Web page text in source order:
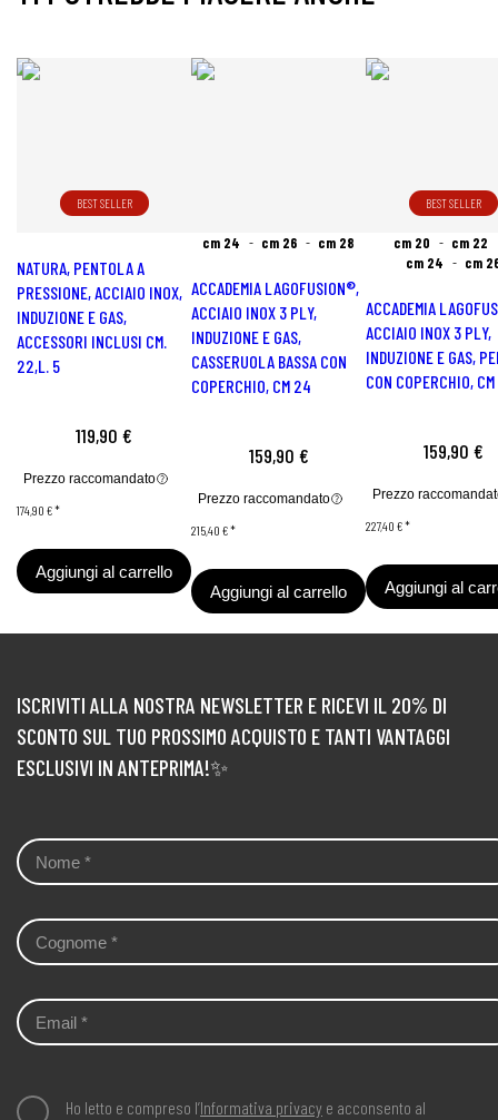
BEST SELLER
NATURA, PENTOLA A
PRESSIONE, ACCIAIO INOX,
INDUZIONE E GAS,
ACCESSORI INCLUSI CM.
22,L. 5
119,90 €
Prezzo raccomandato
174,90 €*
Aggiungi al carrello
cm 24 cm 26 cm 28
ACCADEMIA LAGOFUSION®,
ACCIAIO INOX 3 PLY,
INDUZIONE E GAS,
CASSERUOLA BASSA CON
COPERCHIO, CM 24
159,90 €
Prezzo raccomandato
215,40 €*
Aggiungi al carrello
BEST SELLER
cm 20
cm 22
cm 24
cm
ACCADEMIA
ACCIAIO INOX 3 PLY,
INDUZIONE E GAS,
CON COPERCHIO,
159,90 €
Prezzo
227,40 €*
Aggiungi al
ISCRIVITI ALLA NOSTRA NEWSLETTER E RICEVI IL 20% DI
SCONTO SUL TUO PROSSIMO ACQUISTO E TANTI VANTAGGI
ESCLUSIVI IN ANTEPRIMA!✨
Ho letto e compreso l’Informativa privacy e acconsento al